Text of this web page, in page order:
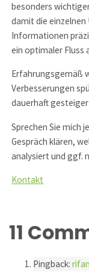
besonders
damit die
Informationen
ein optimaler Fluss
Erfahrungsgemäß
Verbesserungen
dauerhaft
Sprechen Sie mich
Gespräch klären,
analysiert und ggf.
Kontakt
11
Pingback: